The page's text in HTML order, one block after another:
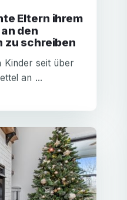
den
zu schreiben
Kinder seit über
an ...